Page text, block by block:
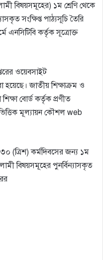
বিষয়সমূহের) ১ম শ্রেণি থেকে
সংক্ষিপ্ত পাঠ্যসূচি তৈরি
এনসিটিবি কর্তৃক সূত্রোক্ত
ওয়েবসাইট
জাতীয় শিক্ষাক্রম ও
বাের্ড কর্তৃক প্রণীত
মূল্যায়ন কৌশল web
(ত্রিশ) কর্মদিবসের জন্য ১ম
বিষয়সমূহের পুনর্বিন্যাসকৃত